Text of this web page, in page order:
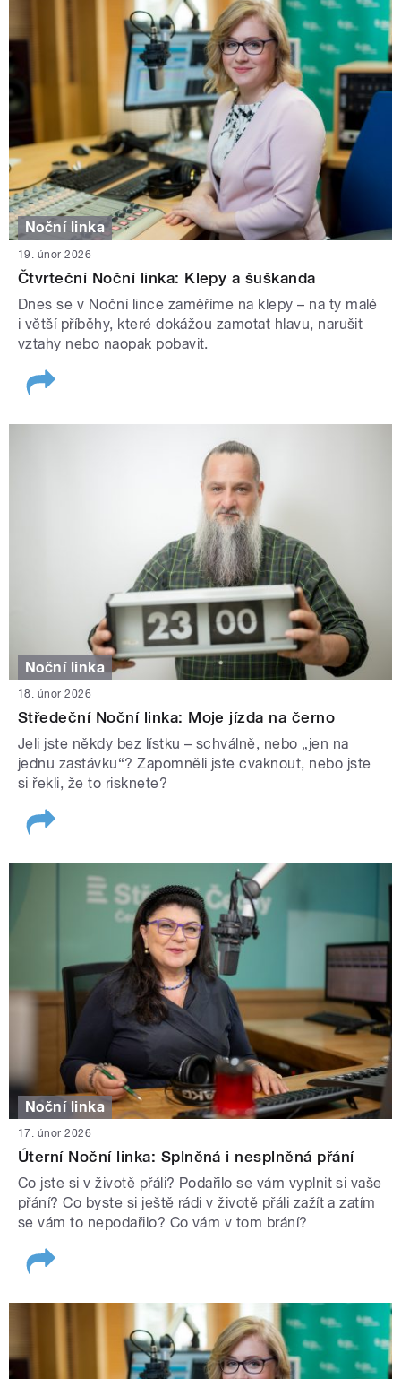
Noční linka
19. únor 2026
Čtvrteční Noční linka: Klepy a šuškanda
Dnes se v Noční lince zaměříme na klepy – na ty malé
i větší příběhy, které dokážou zamotat hlavu, narušit
vztahy nebo naopak pobavit.
Noční linka
18. únor 2026
Středeční Noční linka: Moje jízda na černo
Jeli jste někdy bez lístku – schválně, nebo „jen na
jednu zastávku“? Zapomněli jste cvaknout, nebo jste
si řekli, že to risknete?
Noční linka
17. únor 2026
Úterní Noční linka: Splněná i nesplněná přání
Co jste si v životě přáli? Podařilo se vám vyplnit si vaše
přání? Co byste si ještě rádi v životě přáli zažít a zatím
se vám to nepodařilo? Co vám v tom brání?